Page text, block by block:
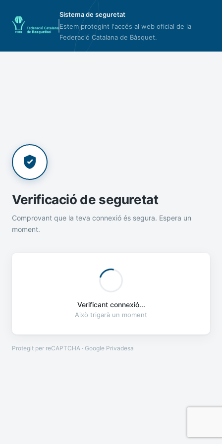
Sistema de seguretat
Estem protegint l'accés al web oficial de la
Federació Catalana de Bàsquet.
Verificació de seguretat
Comprovant que la teva connexió és segura. Espera un
moment.
Verificant connexió...
Això trigarà un moment
Protegit per reCAPTCHA · Google Privadesa